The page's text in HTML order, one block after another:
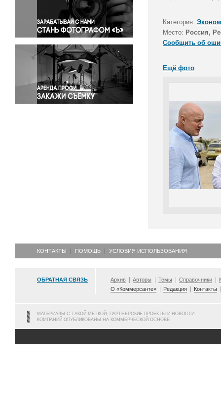
Правосудие
Происшествия и конфликты
Религия
Светская жизнь
Спорт
Экология
Экономика и бизнес
Категория:
Место: Россия,
Сообщить об
Ещё фото
КОНТАКТЫ ПОМОЩЬ УСЛОВИЯ ИСПОЛЬЗОВАНИЯ
ОБРАТНАЯ СВЯЗЬ Архив Авторы Темы Справочники
О «Коммерсанте»
Редакция Контакты
МАТЕРИАЛЫ С ТАКОЙ МЕТКОЙ, ПАРТНЕРСКИЕ ПРОЕКТЫ И НОВОСТИ
КОМПАНИЙ ОПУБЛИКОВАНЫ НА КОММЕРЧЕСКОЙ ОСНОВЕ